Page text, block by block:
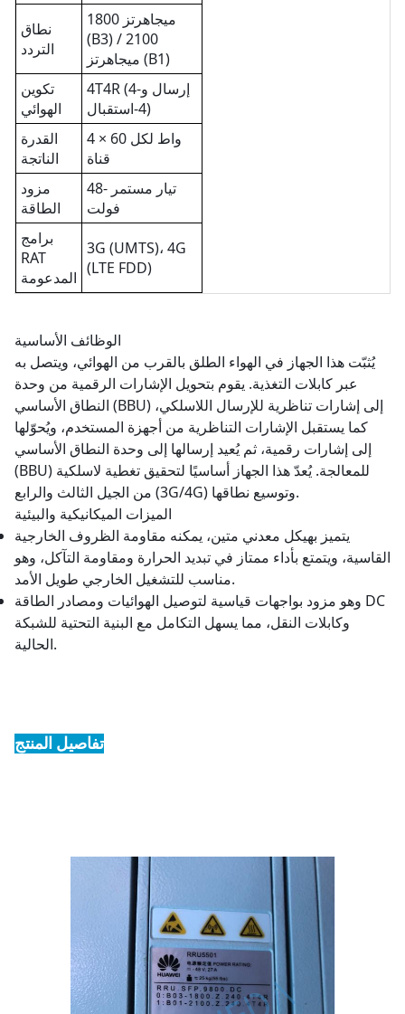
نطاق
التردد
1800 ميجاهرتز
(B3) / 2100
ميجاهرتز (B1)
تكوين
الهوائي
4T4R (4-إرسال و
4-استقبال)
القدرة
الناتجة
4 × 60 واط لكل
قناة
مزود
الطاقة
تيار مستمر -48
فولت
برامج
RAT
المدعومة
3G (UMTS)، 4G
(LTE FDD)
الوظائف الأساسية
يُثبّت هذا الجهاز في الهواء الطلق بالقرب من الهوائي، ويتصل به
عبر كابلات التغذية. يقوم بتحويل الإشارات الرقمية من وحدة
النطاق الأساسي (BBU) إلى إشارات تناظرية للإرسال اللاسلكي،
كما يستقبل الإشارات التناظرية من أجهزة المستخدم، ويُحوّلها
إلى إشارات رقمية، ثم يُعيد إرسالها إلى وحدة النطاق الأساسي
(BBU) للمعالجة. يُعدّ هذا الجهاز أساسيًا لتحقيق تغطية لاسلكية
من الجيل الثالث والرابع (3G/4G) وتوسيع نطاقها.
الميزات الميكانيكية والبيئية
يتميز بهيكل معدني متين، يمكنه مقاومة الظروف الخارجية
القاسية، ويتمتع بأداء ممتاز في تبديد الحرارة ومقاومة التآكل، وهو
مناسب للتشغيل الخارجي طويل الأمد.
وهو مزود بواجهات قياسية لتوصيل الهوائيات ومصادر الطاقة DC
وكابلات النقل، مما يسهل التكامل مع البنية التحتية للشبكة
الحالية.
تفاصيل المنتج